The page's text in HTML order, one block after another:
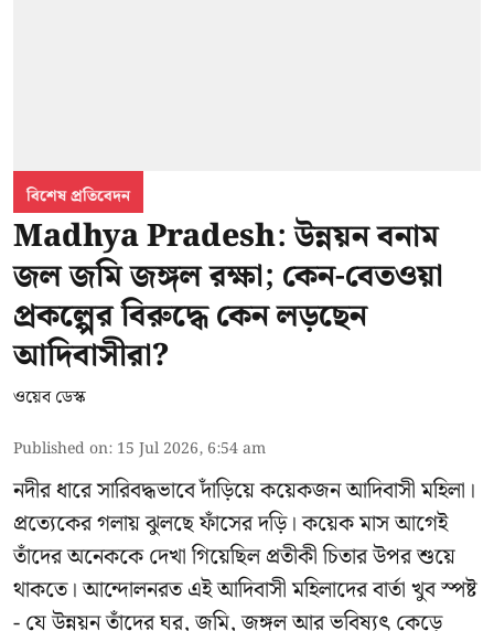
বিশেষ প্রতিবেদন
Madhya Pradesh: উন্নয়ন বনাম
জল জমি জঙ্গল রক্ষা; কেন-বেতওয়া
প্রকল্পের বিরুদ্ধে কেন লড়ছেন
আদিবাসীরা?
ওয়েব ডেস্ক
Published on: 15 Jul 2026, 6:54 am
নদীর ধারে সারিবদ্ধভাবে দাঁড়িয়ে কয়েকজন আদিবাসী মহিলা।
প্রত্যেকের গলায় ঝুলছে ফাঁসের দড়ি। কয়েক মাস আগেই
তাঁদের অনেককে দেখা গিয়েছিল প্রতীকী চিতার উপর শুয়ে
থাকতে। আন্দোলনরত এই আদিবাসী মহিলাদের বার্তা খুব স্পষ্ট
- যে উন্নয়ন তাঁদের ঘর, জমি, জঙ্গল আর ভবিষ্যৎ কেড়ে